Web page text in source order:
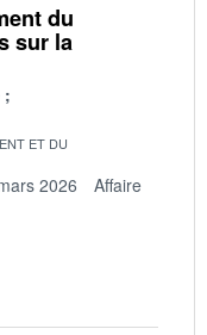
du
sur la
ET DU
2026
Affaire